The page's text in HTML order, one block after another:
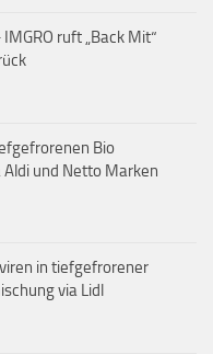
ruft „Back Mit“
Bio
und Netto Marken
in tiefgefrorener
via Lidl